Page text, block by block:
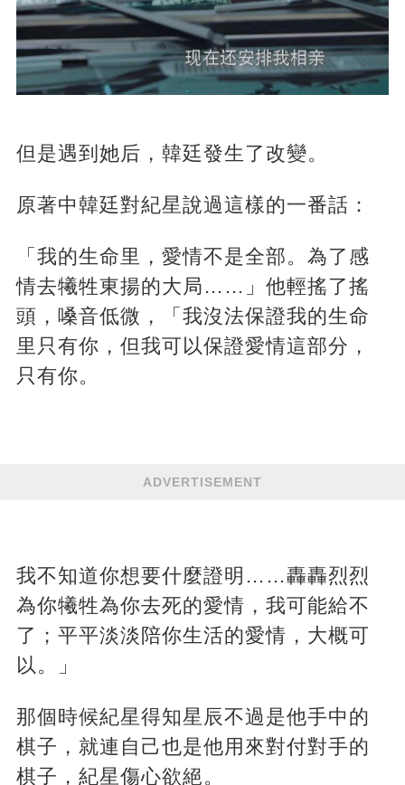
但是遇到她后，韓廷發生了改變。
原著中韓廷對紀星說過這樣的一番話：
「我的生命里，愛情不是全部。為了感
情去犧牲東揚的大局……」他輕搖了搖
頭，嗓音低微，「我沒法保證我的生命
里只有你，但我可以保證愛情這部分，
只有你。
ADVERTISEMENT
我不知道你想要什麼證明……轟轟烈烈
為你犧牲為你去死的愛情，我可能給不
了；平平淡淡陪你生活的愛情，大概可
以。」
那個時候紀星得知星辰不過是他手中的
棋子，就連自己也是他用來對付對手的
棋子，紀星傷心欲絕。